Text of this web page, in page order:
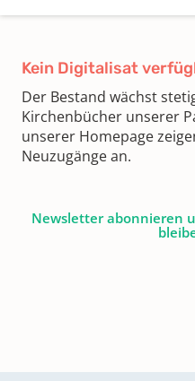
Kein Digitalisat
Der Bestand wächst
Kirchenbücher unserer
unserer Homepage
Neuzugänge an.
Newsletter abonnieren